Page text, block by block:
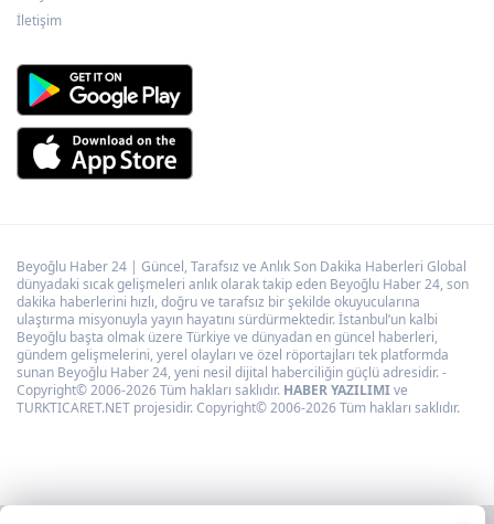
İletişim
Beyoğlu Haber 24 | Güncel, Tarafsız ve Anlık Son Dakika Haberleri Global
dünyadaki sıcak gelişmeleri anlık olarak takip eden Beyoğlu Haber 24, son
dakika haberlerini hızlı, doğru ve tarafsız bir şekilde okuyucularına
ulaştırma misyonuyla yayın hayatını sürdürmektedir. İstanbul’un kalbi
Beyoğlu başta olmak üzere Türkiye ve dünyadan en güncel haberleri,
gündem gelişmelerini, yerel olayları ve özel röportajları tek platformda
sunan Beyoğlu Haber 24, yeni nesil dijital haberciliğin güçlü adresidir. -
Copyright© 2006-2026 Tüm hakları saklıdır. HABER YAZILIMIve
TURKTICARET.NET projesidir. Copyright© 2006-2026 Tüm hakları saklıdır.